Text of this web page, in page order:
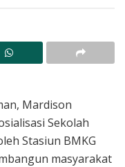
Mardison
Sekolah
Stasiun BMKG
masyarakat